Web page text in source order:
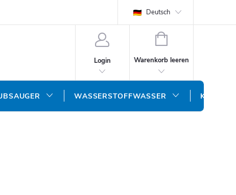
Deutsch
Login
WARENKORB
Warenkorb leeren
WASSERSTOFFWASSER